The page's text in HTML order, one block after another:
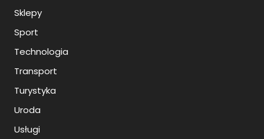
Sklepy
Sport
Technologia
Transport
Turystyka
Uroda
Usługi